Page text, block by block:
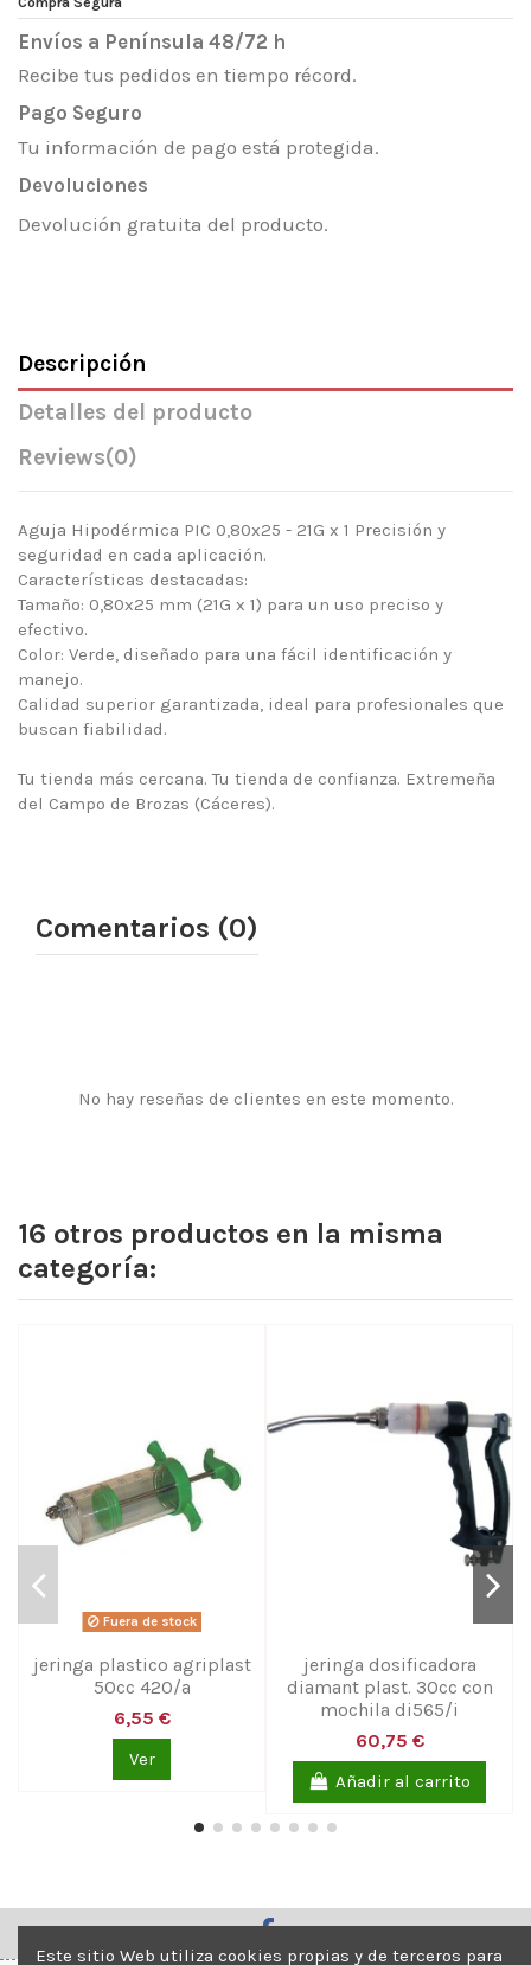
Envíos a Península 48/72 h
Recibe tus pedidos en tiempo récord.
Pago Seguro
Tu información de pago está protegida.
Devoluciones
Devolución gratuita del producto.
Descripción
Detalles del producto
Reviews(0)
Aguja Hipodérmica PIC 0,80x25 - 21G x 1 Precisión y
seguridad en cada aplicación.
Características destacadas:
Tamaño: 0,80x25 mm (21G x 1) para un uso preciso y
efectivo.
Color: Verde, diseñado para una fácil identificación y
manejo.
Calidad superior garantizada, ideal para profesionales que
buscan fiabilidad.
Tu tienda más cercana. Tu tienda de confianza. Extremeña
del Campo de Brozas (Cáceres).
Comentarios (0)
No hay reseñas de clientes en este momento.
16 otros productos en la misma
categoría:
Fuera de stock
jeringa plastico agriplast
50cc 420/a
6,55 €
Ver
jeringa dosificadora
diamant plast. 30cc con
mochila di565/i
60,75 €
Añadir al carrito
Este sitio Web utiliza cookies propias y de terceros para